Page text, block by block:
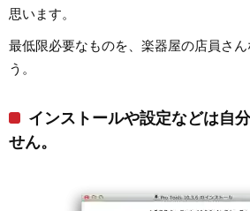
思います。
最低限必要なものを、楽器屋の店員さ
う。
インストールや設定などは自
せん。